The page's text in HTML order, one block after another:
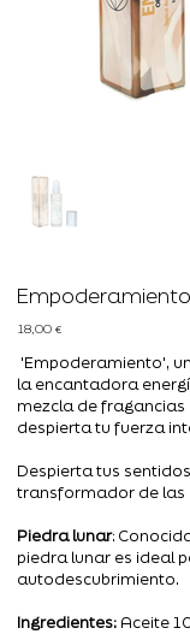
Precio
18,00 €
'Empoderamiento',
la encantadora
mezcla de
despierta tu fuerza
Despierta tus
transformador de las
Piedra lunar:
piedra lunar es ideal
autodescubrimiento.
Ingredientes: Aceite